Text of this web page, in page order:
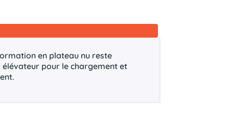
en plateau nu reste
pour le chargement et